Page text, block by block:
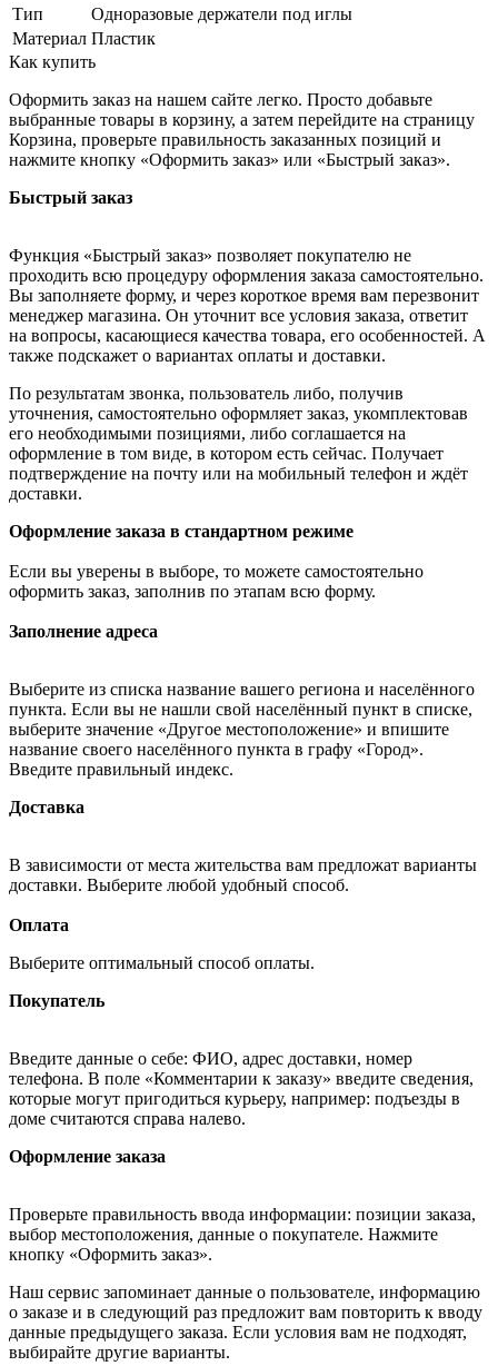
Тип
Одноразовые держатели под иглы
Материал Пластик
Как купить
Оформить заказ на нашем сайте легко. Просто добавьте
выбранные товары в корзину, а затем перейдите на страницу
Корзина, проверьте правильность заказанных позиций и
нажмите кнопку «Оформить заказ» или «Быстрый заказ».
Быстрый заказ
Функция «Быстрый заказ» позволяет покупателю не
проходить всю процедуру оформления заказа самостоятельно.
Вы заполняете форму, и через короткое время вам перезвонит
менеджер магазина. Он уточнит все условия заказа, ответит
на вопросы, касающиеся качества товара, его особенностей. А
также подскажет о вариантах оплаты и доставки.
По результатам звонка, пользователь либо, получив
уточнения, самостоятельно оформляет заказ, укомплектовав
его необходимыми позициями, либо соглашается на
оформление в том виде, в котором есть сейчас. Получает
подтверждение на почту или на мобильный телефон и ждёт
доставки.
Оформление заказа в стандартном режиме
Если вы уверены в выборе, то можете самостоятельно
оформить заказ, заполнив по этапам всю форму.
Заполнение адреса
Выберите из списка название вашего региона и населённого
пункта. Если вы не нашли свой населённый пункт в списке,
выберите значение «Другое местоположение» и впишите
название своего населённого пункта в графу «Город».
Введите правильный индекс.
Доставка
В зависимости от места жительства вам предложат варианты
доставки. Выберите любой удобный способ.
Оплата
Выберите оптимальный способ оплаты.
Покупатель
Введите данные о себе: ФИО, адрес доставки, номер
телефона. В поле «Комментарии к заказу» введите сведения,
которые могут пригодиться курьеру, например: подъезды в
доме считаются справа налево.
Оформление заказа
Проверьте правильность ввода информации: позиции заказа,
выбор местоположения, данные о покупателе. Нажмите
кнопку «Оформить заказ».
Наш сервис запоминает данные о пользователе, информацию
о заказе и в следующий раз предложит вам повторить к вводу
данные предыдущего заказа. Если условия вам не подходят,
выбирайте другие варианты.